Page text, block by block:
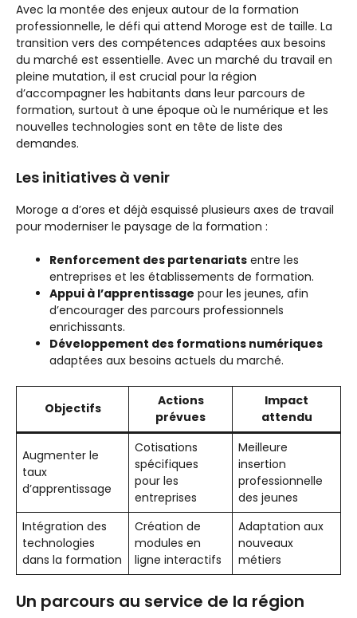
Avec la montée des enjeux autour de la formation
professionnelle, le défi qui attend Moroge est de taille. La
transition vers des compétences adaptées aux besoins
du marché est essentielle. Avec un marché du travail en
pleine mutation, il est crucial pour la région
d’accompagner les habitants dans leur parcours de
formation, surtout à une époque où le numérique et les
nouvelles technologies sont en tête de liste des
demandes.
Les initiatives à venir
Moroge a d’ores et déjà esquissé plusieurs axes de travail
pour moderniser le paysage de la formation :
Renforcement des partenariats entre les
entreprises et les établissements de formation.
Appui à l’apprentissage pour les jeunes, afin
d’encourager des parcours professionnels
enrichissants.
Développement des formations numériques
adaptées aux besoins actuels du marché.
Objectifs
Actions
prévues
Impact
attendu
Augmenter le
taux
d’apprentissage
Cotisations
spécifiques
pour les
entreprises
Meilleure
insertion
professionnelle
des jeunes
Intégration des
technologies
dans la formation
Création de
modules en
ligne interactifs
Adaptation aux
nouveaux
métiers
Un parcours au service de la région